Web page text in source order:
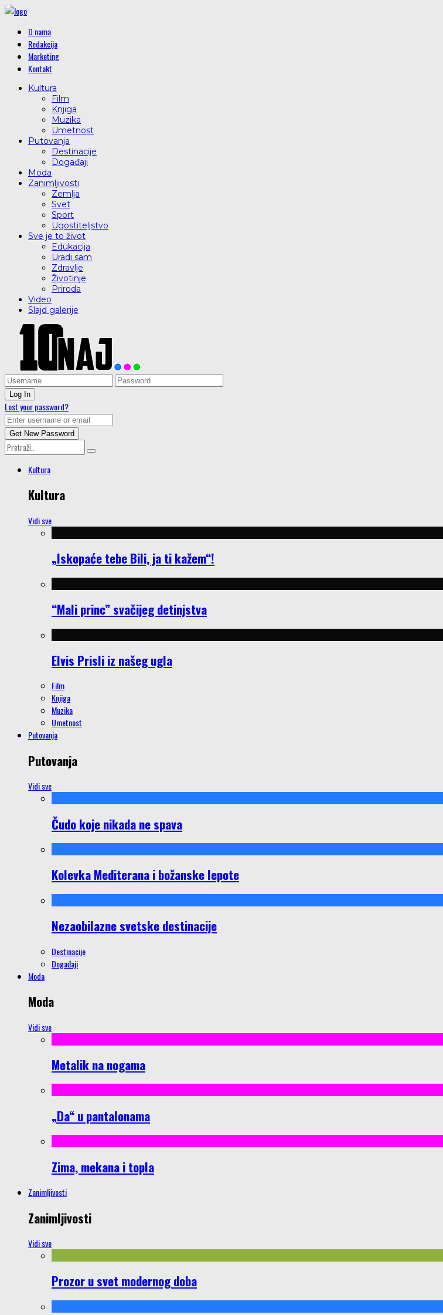
O nama
Redakcija
Marketing
Kontakt
Kultura
Film
Knjiga
Muzika
Umetnost
Putovanja
Destinacije
Događaji
Moda
Zanimljivosti
Zemlja
Svet
Sport
Ugostiteljstvo
Sve je to život
Edukacija
Uradi sam
Zdravlje
Životinje
Priroda
Video
Slajd galerije
Lost your password?
Kultura
Kultura
Vidi sve
„Iskopaće tebe Bili, ja ti kažem“!
“Mali princ” svačijeg detinjstva
Elvis Prisli iz našeg ugla
Film
Knjiga
Muzika
Umetnost
Putovanja
Putovanja
Vidi sve
Čudo koje nikada ne spava
Kolevka Mediterana i božanske lepote
Nezaobilazne svetske destinacije
Destinacije
Događaji
Moda
Moda
Vidi sve
Metalik na nogama
„Da“ u pantalonama
Zima, mekana i topla
Zanimljivosti
Zanimljivosti
Vidi sve
Prozor u svet modernog doba